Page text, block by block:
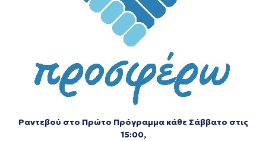
Ραντεβού στο Πρώτο Πρόγραμμα κάθε Σάββατο στις
15:00,